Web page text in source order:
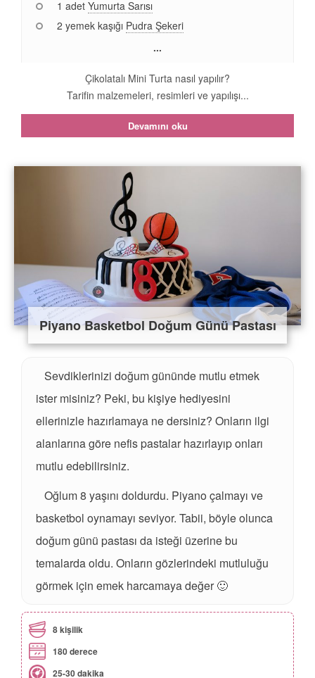
1 adet Yumurta Sarısı
2 yemek kaşığı Pudra Şekeri
...
Çikolatalı Mini Turta nasıl yapılır?
Tarifin malzemeleri, resimleri ve yapılışı...
Devamını oku
Piyano Basketbol Doğum Günü Pastası
Sevdiklerinizi doğum gününde mutlu etmek
ister misiniz? Peki, bu kişiye hediyesini
ellerinizle hazırlamaya ne dersiniz? Onların ilgi
alanlarına göre nefis pastalar hazırlayıp onları
mutlu edebilirsiniz.
Oğlum 8 yaşını doldurdu. Piyano çalmayı ve
basketbol oynamayı seviyor. Tabii, böyle olunca
doğum günü pastası da isteği üzerine bu
temalarda oldu. Onların gözlerindeki mutluluğu
görmek için emek harcamaya değer 🙂
8 kişilik
180 derece
25-30 dakika